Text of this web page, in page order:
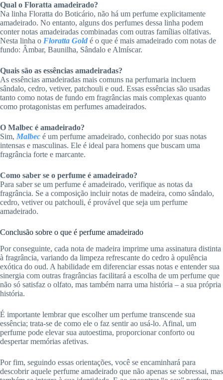
Qual o Floratta amadeirado?
Na linha Floratta do Boticário, não há um perfume explicitamente
amadeirado. No entanto, alguns dos perfumes dessa linha podem
conter notas amadeiradas combinadas com outras famílias olfativas.
Nesta linha o Floratta Gold é o que é mais amadeirado com notas de
fundo: Âmbar, Baunilha, Sândalo e Almíscar.
Quais são as essências amadeiradas?
As essências amadeiradas mais comuns na perfumaria incluem
sândalo, cedro, vetiver, patchouli e oud. Essas essências são usadas
tanto como notas de fundo em fragrâncias mais complexas quanto
como protagonistas em perfumes amadeirados.
O Malbec é amadeirado?
Sim, Malbec é um perfume amadeirado, conhecido por suas notas
intensas e masculinas. Ele é ideal para homens que buscam uma
fragrância forte e marcante.
Como saber se o perfume é amadeirado?
Para saber se um perfume é amadeirado, verifique as notas da
fragrância. Se a composição incluir notas de madeira, como sândalo,
cedro, vetiver ou patchouli, é provável que seja um perfume
amadeirado.
Conclusão sobre o que é perfume amadeirado
Por conseguinte, cada nota de madeira imprime uma assinatura distinta
à fragrância, variando da limpeza refrescante do cedro à opulência
exótica do oud. A habilidade em diferenciar essas notas e entender sua
sinergia com outras fragrâncias facilitará a escolha de um perfume que
não só satisfaz o olfato, mas também narra uma história – a sua própria
história.
É importante lembrar que escolher um perfume transcende sua
essência; trata-se de como ele o faz sentir ao usá-lo. Afinal, um
perfume pode elevar sua autoestima, proporcionar conforto ou
despertar memórias afetivas.
Por fim, seguindo essas orientações, você se encaminhará para
descobrir aquele perfume amadeirado que não apenas se sobressai, mas